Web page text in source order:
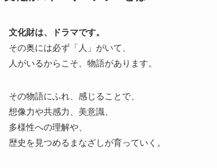
文化財は、ドラマです。
その奥には必ず「人」がいて、
人がいるからこそ、物語があります。
その物語にふれ、感じることで、
想像力や共感力、美意識、
多様性への理解や、
歴史を見つめるまなざしが育っていく。